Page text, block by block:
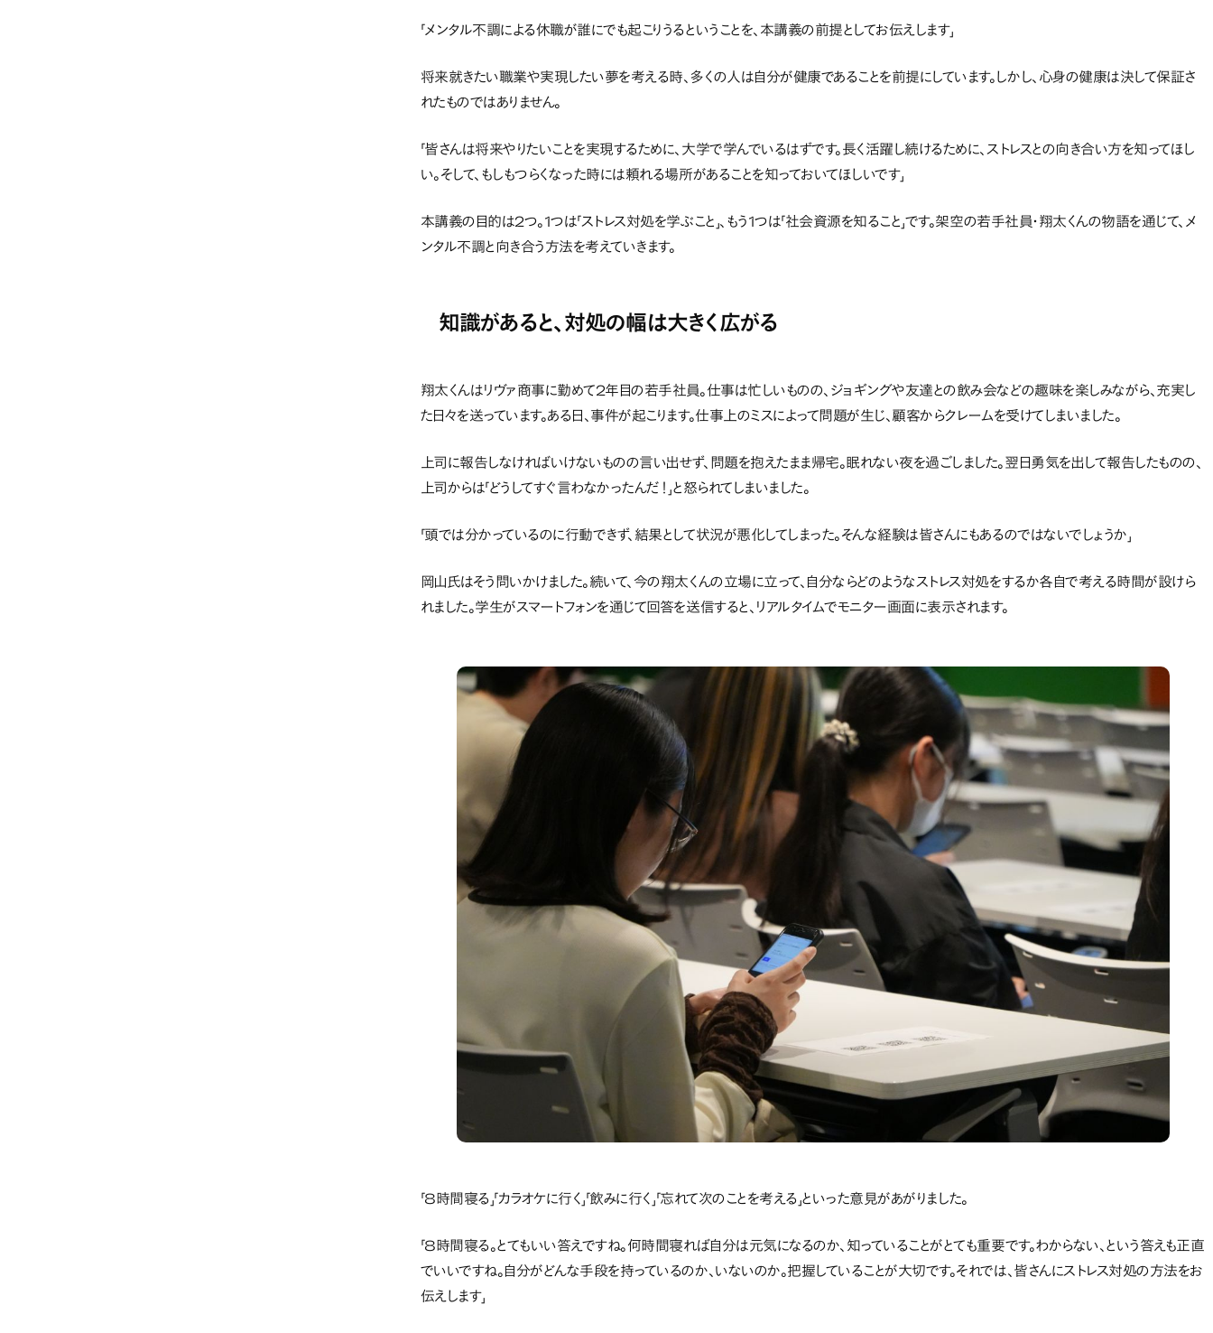
「メンタル不調による休職が誰にでも起こりうるということを、本講義の前提としてお伝えします」
将来就きたい職業や実現したい夢を考える時、多くの人は自分が健康であることを前提にしています。しかし、心身の健康は決して保証さ
れたものではありません。
「皆さんは将来やりたいことを実現するために、大学で学んでいるはずです。長く活躍し続けるために、ストレスとの向き合い方を知ってほし
い。そして、もしもつらくなった時には頼れる場所があることを知っておいてほしいです」
本講義の目的は2つ。1つは「ストレス対処を学ぶこと」、もう1つは「社会資源を知ること」です。架空の若手社員・翔太くんの物語を通じて、メ
ンタル不調と向き合う方法を考えていきます。
知識があると、対処の幅は大きく広がる
翔太くんはリヴァ商事に勤めて2年目の若手社員。仕事は忙しいものの、ジョギングや友達との飲み会などの趣味を楽しみながら、充実し
た日々を送っています。ある日、事件が起こります。仕事上のミスによって問題が生じ、顧客からクレームを受けてしまいました。
上司に報告しなければいけないものの言い出せず、問題を抱えたまま帰宅。眠れない夜を過ごしました。翌日勇気を出して報告したものの、
上司からは「どうしてすぐ言わなかったんだ！」と怒られてしまいました。
「頭では分かっているのに行動できず、結果として状況が悪化してしまった。そんな経験は皆さんにもあるのではないでしょうか」
岡山氏はそう問いかけました。続いて、今の翔太くんの立場に立って、自分ならどのようなストレス対処をするか各自で考える時間が設けら
れました。学生がスマートフォンを通じて回答を送信すると、リアルタイムでモニター画面に表示されます。
「8時間寝る」「カラオケに行く」「飲みに行く」「忘れて次のことを考える」といった意見があがりました。
「8時間寝る。とてもいい答えですね。何時間寝れば自分は元気になるのか、知っていることがとても重要です。わからない、という答えも正直
でいいですね。自分がどんな手段を持っているのか、いないのか。把握していることが大切です。それでは、皆さんにストレス対処の方法をお
伝えします」